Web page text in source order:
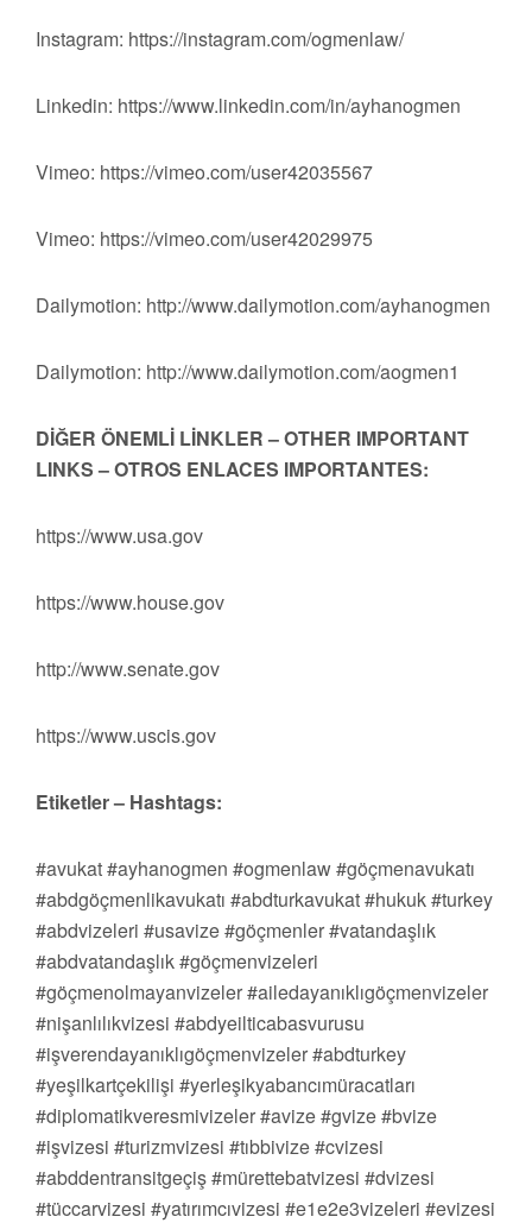
Instagram: https://instagram.com/ogmenlaw/
Linkedin: https://www.linkedin.com/in/ayhanogmen
Vimeo: https://vimeo.com/user42035567
Vimeo: https://vimeo.com/user42029975
Dailymotion: http://www.dailymotion.com/ayhanogmen
Dailymotion: http://www.dailymotion.com/aogmen1
DİĞER ÖNEMLİ LİNKLER – OTHER IMPORTANT
LINKS – OTROS ENLACES IMPORTANTES:
https://www.usa.gov
https://www.house.gov
http://www.senate.gov
https://www.uscis.gov
Etiketler – Hashtags:
#avukat #ayhanogmen #ogmenlaw #göçmenavukatı
#abdgöçmenlikavukatı #abdturkavukat #hukuk #turkey
#abdvizeleri #usavize #göçmenler #vatandaşlık
#abdvatandaşlık #göçmenvizeleri
#göçmenolmayanvizeler #ailedayanıklıgöçmenvizeler
#nişanlılıkvizesi #abdyeilticabasvurusu
#işverendayanıklıgöçmenvizeler #abdturkey
#yeşilkartçekilişi #yerleşikyabancımüracatları
#diplomatikveresmivizeler #avize #gvize #bvize
#işvizesi #turizmvizesi #tıbbivize #cvizesi
#abddentransitgeçiş #mürettebatvizesi #dvizesi
#tüccarvizesi #yatırımcıvizesi #e1e2e3vizeleri #evizesi